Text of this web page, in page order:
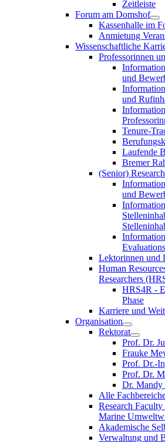
Zeitleiste
Forum am Domshof
Kassenhalle im
Anmietung
Wissenschaftliche
Professorinnen
und
und
Tenure-
Laufende
Bremer
(Senior)
und
Lektorinnen und
Human
Researchers
HRS4R -
Phase
Karriere und
Organisation
Rektorat
Prof. Dr.
Frauke
Prof. Dr.-
Prof. Dr.
Dr. Mandy
Alle
Research
Marine
Akademische
Verwaltung und